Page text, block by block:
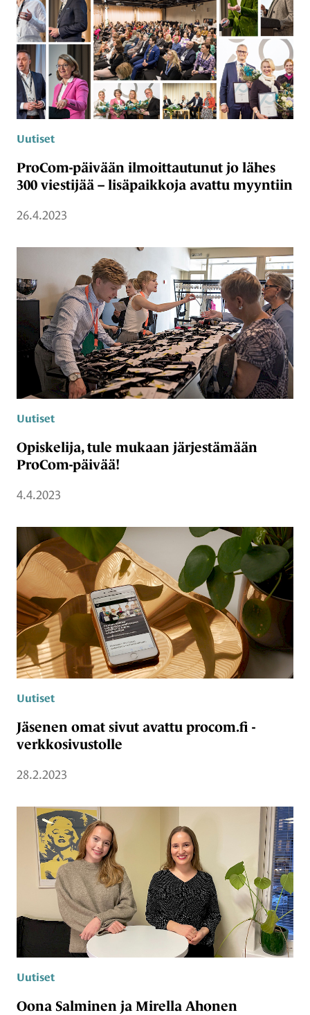
Uutiset
ProCom-päivään ilmoittautunut jo lähes
300 viestijää – lisäpaikkoja avattu myyntiin
26.4.2023
Uutiset
Opiskelija, tule mukaan järjestämään
ProCom-päivää!
4.4.2023
Uutiset
Jäsenen omat sivut avattu procom.fi -
verkkosivustolle
28.2.2023
Uutiset
Oona Salminen ja Mirella Ahonen